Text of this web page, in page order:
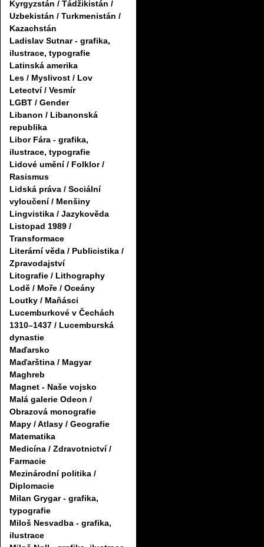
Kyrgyzstán / Tádžikistán /
Uzbekistán / Turkmenistán /
Kazachstán
Ladislav Sutnar - grafika,
ilustrace, typografie
Latinská amerika
Les / Myslivost / Lov
Letectví / Vesmír
LGBT / Gender
Libanon / Libanonská
republika
Libor Fára - grafika,
ilustrace, typografie
Lidové umění / Folklor /
Rasismus
Lidská práva / Sociální
vyloučení / Menšiny
Lingvistika / Jazykověda
Listopad 1989 /
Transformace
Literární věda / Publicistika /
Zpravodajství
Litografie / Lithography
Lodě / Moře / Oceány
Loutky / Maňásci
Lucemburkové v Čechách
1310–1437 / Lucemburská
dynastie
Maďarsko
Maďarština / Magyar
Maghreb
Magnet - Naše vojsko
Malá galerie Odeon /
Obrazová monografie
Mapy / Atlasy / Geografie
Matematika
Medicína / Zdravotnictví /
Farmacie
Mezinárodní politika /
Diplomacie
Milan Grygar - grafika,
typografie
Miloš Nesvadba - grafika,
ilustrace